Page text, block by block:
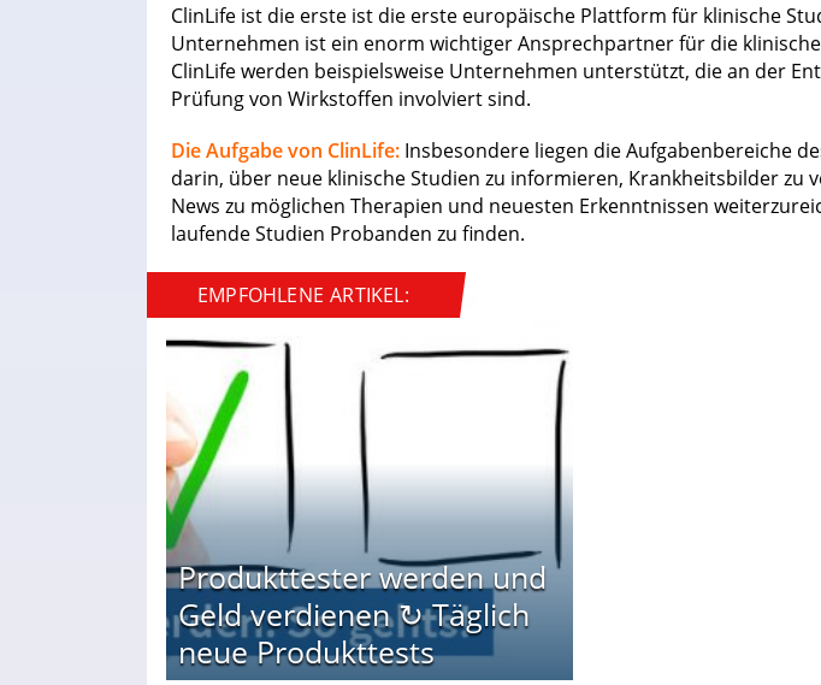
ClinLife ist die erste ist die erste europäische Plattform für klinische
Unternehmen ist ein enorm wichtiger Ansprechpartner für die
ClinLife werden beispielsweise Unternehmen unterstützt, die an der
Prüfung von Wirkstoffen involviert sind.
Die Aufgabe von ClinLife: Insbesondere liegen die Aufgabenbereiche
darin, über neue klinische Studien zu informieren, Krankheitsbilder zu
News zu möglichen Therapien und neuesten Erkenntnissen
laufende Studien Probanden zu finden.
EMPFOHLENE ARTIKEL:
Produkttester werden und
Geld verdienen ↻ Täglich
neue Produkttests